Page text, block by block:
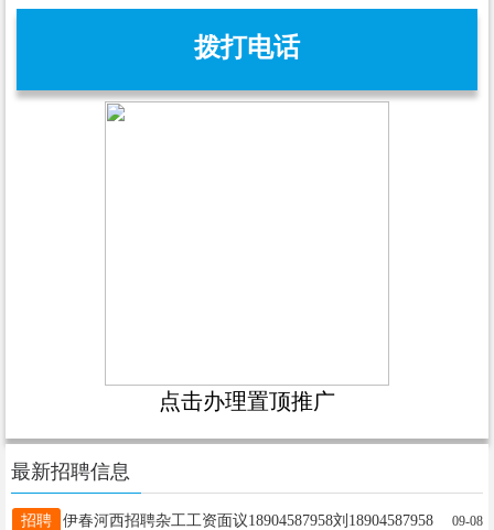
拨打电话
点击办理置顶推广
最新招聘信息
招聘 伊春河西招聘杂工工资面议18904587958刘18904587958 09-08